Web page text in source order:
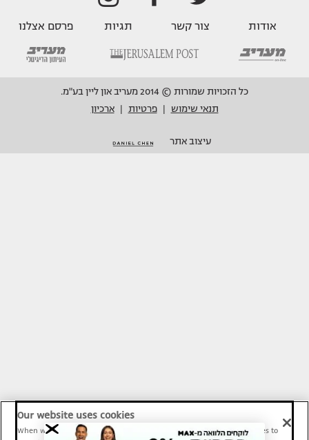
אודות צור קשר תגיות פרסם אצלנו
כל הזכויות שמורות © 2014 מעריב און ליין בע"מ.
תנאי שימוש
פרטיות ארכיון
עיצוב אתר
Our website uses cookies
When we provide Maariv, TMI and Sport1 content online, we use cookies to